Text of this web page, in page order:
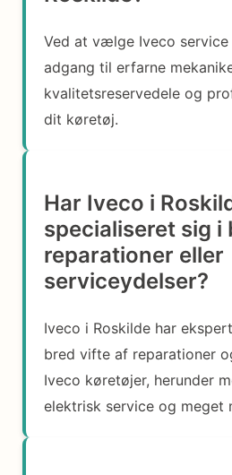
Ved at vælge Iveco service
adgang til erfarne
kvalitetsreservedele og
dit køretøj.
Har Iveco i
specialiseret sig i
reparationer eller
serviceydelser?
Iveco i Roskilde har
bred vifte af reparationer
Iveco køretøjer, herunder
elektrisk service og meget